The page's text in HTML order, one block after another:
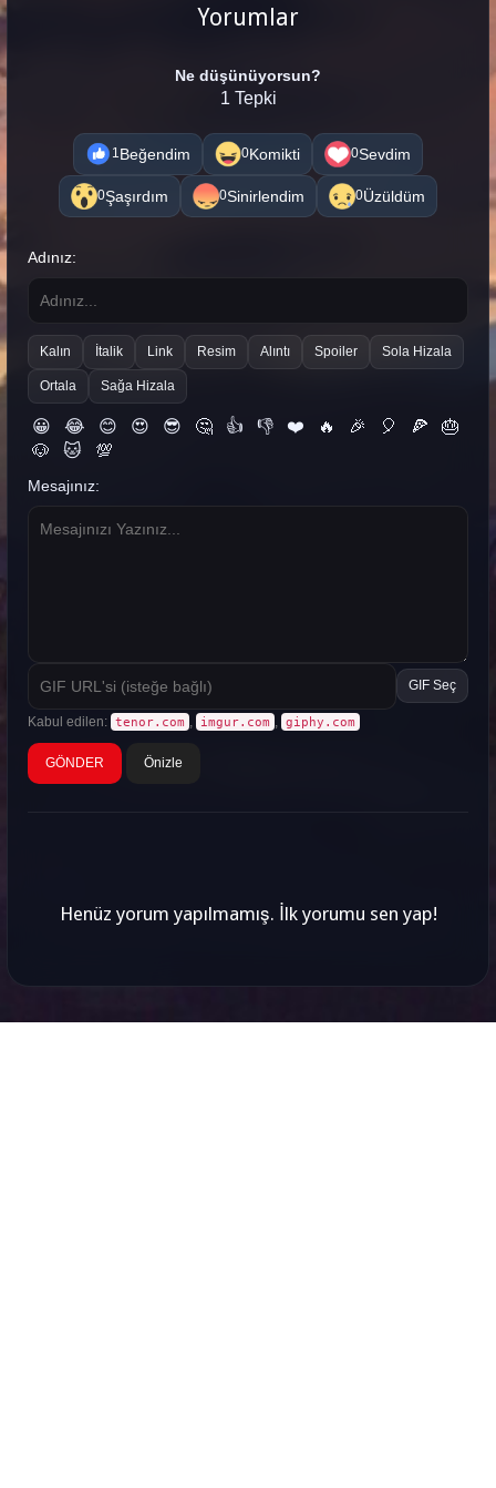
Yorumlar
Ne düşünüyorsun?
1 Tepki
1Beğendim 0Komikti 0Sevdim
0Şaşırdım 0Sinirlendim 0Üzüldüm
Adınız:
Kalın İtalik Link Resim Alıntı Spoiler Sola Hizala
Ortala Sağa Hizala
😀 😂 😊 😍 😎 🤔 👍 👎 ❤️ 🔥 🎉 🎈 🍕
🎂
🐶
🐱 💯
Mesajınız:
GIF Seç
Kabul edilen: tenor.com imgur.com giphy.com
Önizle
Henüz yorum yapılmamış. İlk yorumu sen yap!